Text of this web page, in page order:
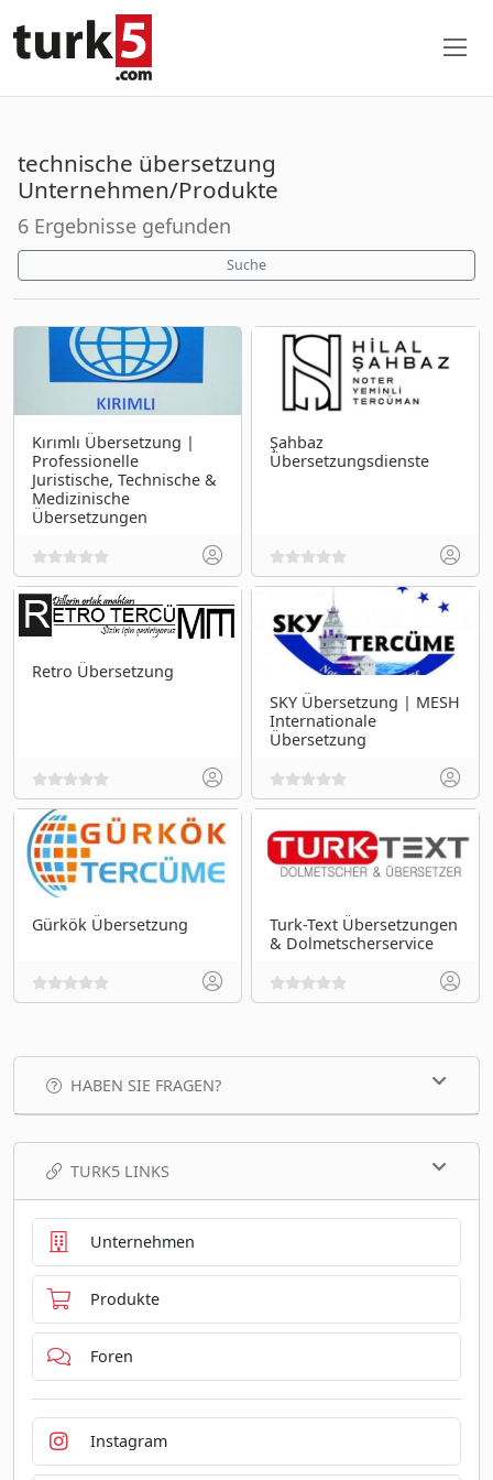
technische übersetzung
Unternehmen/Produkte
6 Ergebnisse gefunden
Suche
Kırımlı Übersetzung |
Professionelle
Juristische, Technische &
Medizinische
Übersetzungen
Şahbaz
Übersetzungsdienste
Retro Übersetzung
SKY Übersetzung | MESH
Internationale
Übersetzung
Gürkök Übersetzung
Turk-Text Übersetzungen
& Dolmetscherservice
HABEN SIE FRAGEN?
TURK5 LINKS
Unternehmen
Produkte
Foren
Instagram